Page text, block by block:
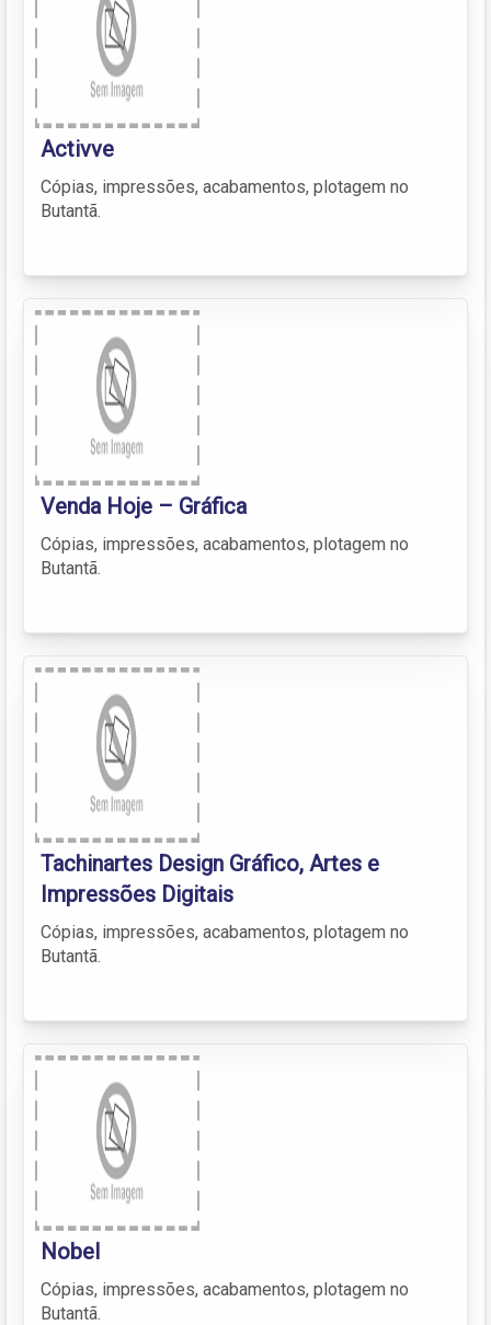
Activve
Cópias, impressões, acabamentos, plotagem no
Butantã.
Venda Hoje – Gráfica
Cópias, impressões, acabamentos, plotagem no
Butantã.
Tachinartes Design Gráfico, Artes e
Impressões Digitais
Cópias, impressões, acabamentos, plotagem no
Butantã.
Nobel
Cópias, impressões, acabamentos, plotagem no
Butantã.